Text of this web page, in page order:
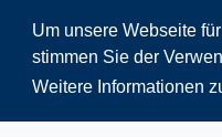
Um unsere Webseite
stimmen Sie der
Weitere Informationen